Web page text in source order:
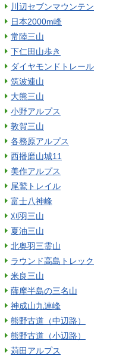
川辺セブンマウンテン
日本2000m峰
常陸三山
下仁田山歩き
ダイヤモンドトレール
筑波連山
大熊三山
小野アルプス
敦賀三山
各務原アルプス
西播磨山城11
美作アルプス
尾鷲トレイル
富士八神峰
刈羽三山
夏油三山
北奥羽三霊山
ラウンド高島トレック
米良三山
薩摩半島の三名山
神成山九連峰
熊野古道（中辺路）
熊野古道（小辺路）
苅田アルプス